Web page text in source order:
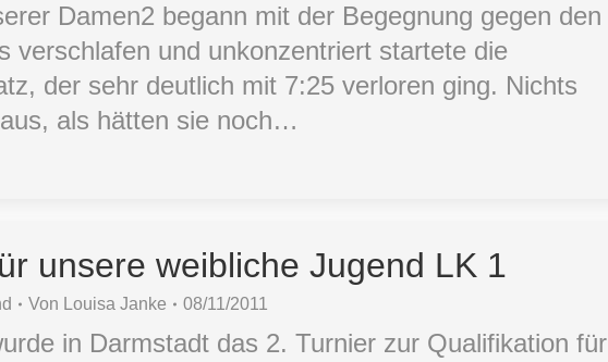
Damen2 begann mit der Begegnung gegen den
verschlafen und unkonzentriert startete die
der sehr deutlich mit 7:25 verloren ging. Nichts
als hätten sie noch…
unsere weibliche Jugend LK 1
Von Louisa Janke 08/11/2011
in Darmstadt das 2. Turnier zur Qualifikation für